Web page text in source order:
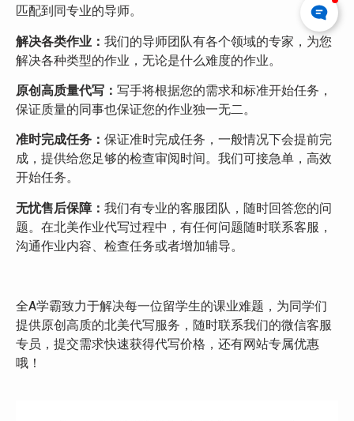
匹配到同专业的导师。
解决各类作业： 我们的导师团队有各个领域的专家，为您
解决各种类型的作业，无论是什么难度的作业。
原创高质量代写： 写手将根据您的需求和标准开始任务，
保证质量的同事也保证您的作业独一无二。
准时完成任务： 保证准时完成任务，一般情况下会提前完
成，提供给您足够的检查审阅时间。我们可接急单，高效
开始任务。
无忧售后保障： 我们有专业的客服团队，随时回答您的问
题。在北美作业代写过程中，有任何问题随时联系客服，
沟通作业内容、检查任务或者增加辅导。
全A学霸致力于解决每一位留学生的课业难题，为同学们
提供原创高质的北美代写服务，随时联系我们的微信客服
专员，提交需求快速获得代写价格，还有网站专属优惠
哦！